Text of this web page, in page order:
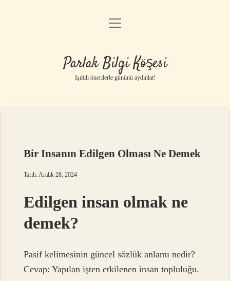
Anasayfa
Yasal Uyarı
menüyü
Parlak Bilgi Köşesi
Işıltılı önerilerle gününü aydınlat!
Bir Insanın Edilgen Olması Ne Demek
Tarih: Aralık 28, 2024
Edilgen insan olmak ne
demek?
Pasif kelimesinin güncel sözlük anlamı nedir?
Cevap: Yapılan işten etkilenen insan topluluğu.